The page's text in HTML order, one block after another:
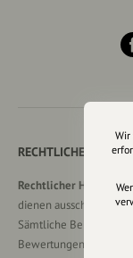
RECHTLICHER
Rechtlicher Hinweis:
dienen ausschließlich
Sämtliche Beiträge,
Bewertungen oder
Wir